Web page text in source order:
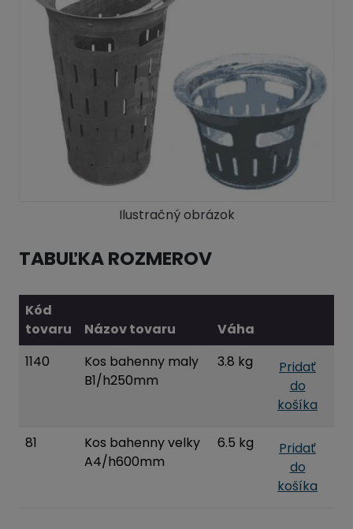
Ilustračný obrázok
TABUĽKA ROZMEROV
Kód
tovaru
Názov tovaru
Váha
1140
Kos bahenny maly
B1/h250mm
3.8 kg
Pridať
do
košíka
81
Kos bahenny velky
A4/h600mm
6.5 kg
Pridať
do
košíka